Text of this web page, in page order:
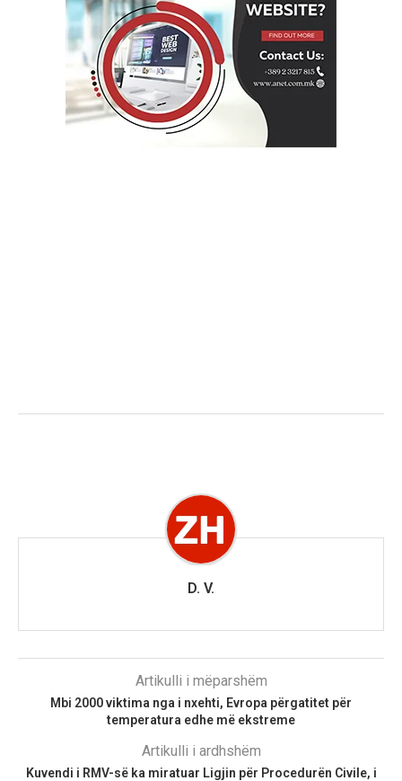
D. V.
Artikulli i mëparshëm
Mbi 2000 viktima nga i nxehti, Evropa përgatitet për
temperatura edhe më ekstreme
Artikulli i ardhshëm
Kuvendi i RMV-së ka miratuar Ligjin për Procedurën Civile, i